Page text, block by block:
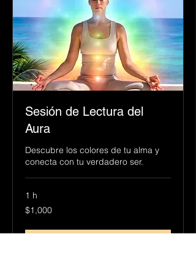
Sesión de Lectura del
Aura
Descubre los colores de tu alma y
conecta con tu verdadero ser.
1 h
1,000
pesos
$1,000